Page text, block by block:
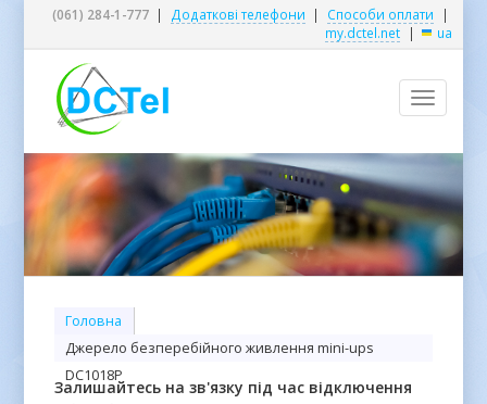
(061) 284-1-777 | Додаткові телефони | Способи оплати
|
my.dctel.net
| ua
Toggle
Головна
Джерело безперебійного живлення mini-ups
DC1018P
Залишайтесь на зв'язку під час відключення